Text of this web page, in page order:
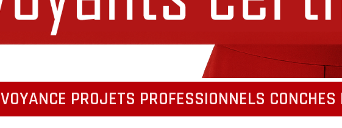
VOYANCE PROJETS PROFESSIONNELS CONCHES